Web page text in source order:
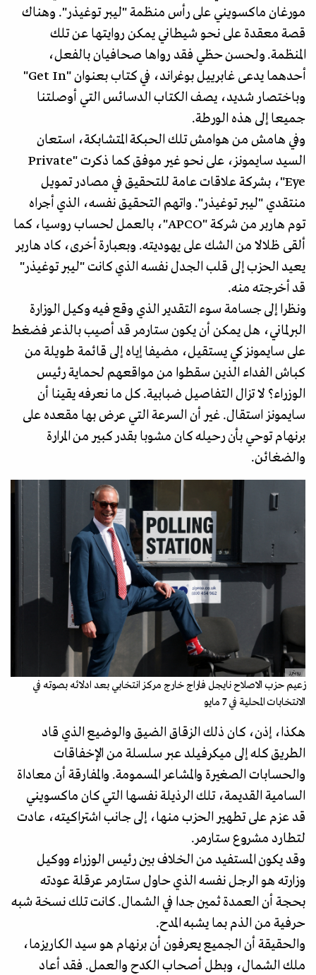
مورغان ماكسويني على رأس منظمة "ليبر توغيذر". وهناك
قصة معقدة على نحو شيطاني يمكن روايتها عن تلك
المنظمة. ولحسن حظي فقد رواها صحافيان بالفعل،
أحدهما يدعى غابرييل بوغراند، في كتاب بعنوان "Get In"
وباختصار شديد، يصف الكتاب الدسائس التي أوصلتنا
جميعا إلى هذه الورطة.
وفي هامش من هوامش تلك الحبكة المتشابكة، استعان
السيد سايمونز، على نحو غير موفق كما ذكرت "Private
Eye"، بشركة علاقات عامة للتحقيق في مصادر تمويل
منتقدي "ليبر توغيذر". واتهم التحقيق نفسه، الذي أجراه
توم هاربر من شركة "APCO"، بالعمل لحساب روسيا، كما
ألقى ظلالا من الشك على يهوديته. وبعبارة أخرى، كاد هاربر
يعيد الحزب إلى قلب الجدل نفسه الذي كانت "ليبر توغيذر"
قد أخرجته منه.
ونظرا إلى جسامة سوء التقدير الذي وقع فيه وكيل الوزارة
البرلماني، هل يمكن أن يكون ستارمر قد أصيب بالذعر فضغط
على سايمونز كي يستقيل، مضيفا إياه إلى قائمة طويلة من
كباش الفداء الذين سقطوا من مواقعهم لحماية رئيس
الوزراء؟ لا تزال التفاصيل ضبابية. كل ما نعرفه يقينا أن
سايمونز استقال. غير أن السرعة التي عرض بها مقعده على
برنهام توحي بأن رحيله كان مشوبا بقدر كبير من المرارة
والضغائن.
رويترز
زعيم حزب الاصلاح نايجل فاراج خارج مركز انتخابي بعد ادلائه بصوته في
الانتخابات المحلية في 7 مايو
هكذا، إذن، كان ذلك الزقاق الضيق والوضيع الذي قاد
الطريق كله إلى ميكرفيلد عبر سلسلة من الإخفاقات
والحسابات الصغيرة والمشاعر المسمومة. والمفارقة أن معاداة
السامية القديمة، تلك الرذيلة نفسها التي كان ماكسويني
قد عزم على تطهير الحزب منها، إلى جانب اشتراكيته، عادت
لتطارد مشروع ستارمر.
وقد يكون المستفيد من الخلاف بين رئيس الوزراء ووكيل
وزارته هو الرجل نفسه الذي حاول ستارمر عرقلة عودته
بحجة أن العمدة ثمين جدا في الشمال. كانت تلك نسخة شبه
حرفية من الذم بما يشبه المدح.
والحقيقة أن الجميع يعرفون أن برنهام هو سيد الكاريزما،
ملك الشمال، وبطل أصحاب الكدح والعمل. فقد أعاد